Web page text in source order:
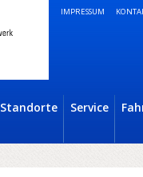
IMPRESSUM
Standorte Service